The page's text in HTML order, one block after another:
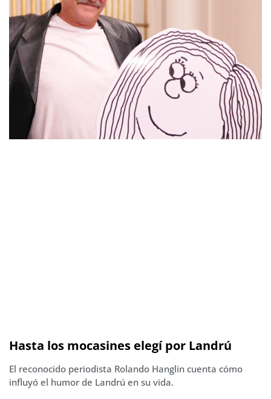
Hasta los mocasines elegí por Landrú
El reconocido periodista Rolando Hanglin cuenta cómo
influyó el humor de Landrú en su vida.